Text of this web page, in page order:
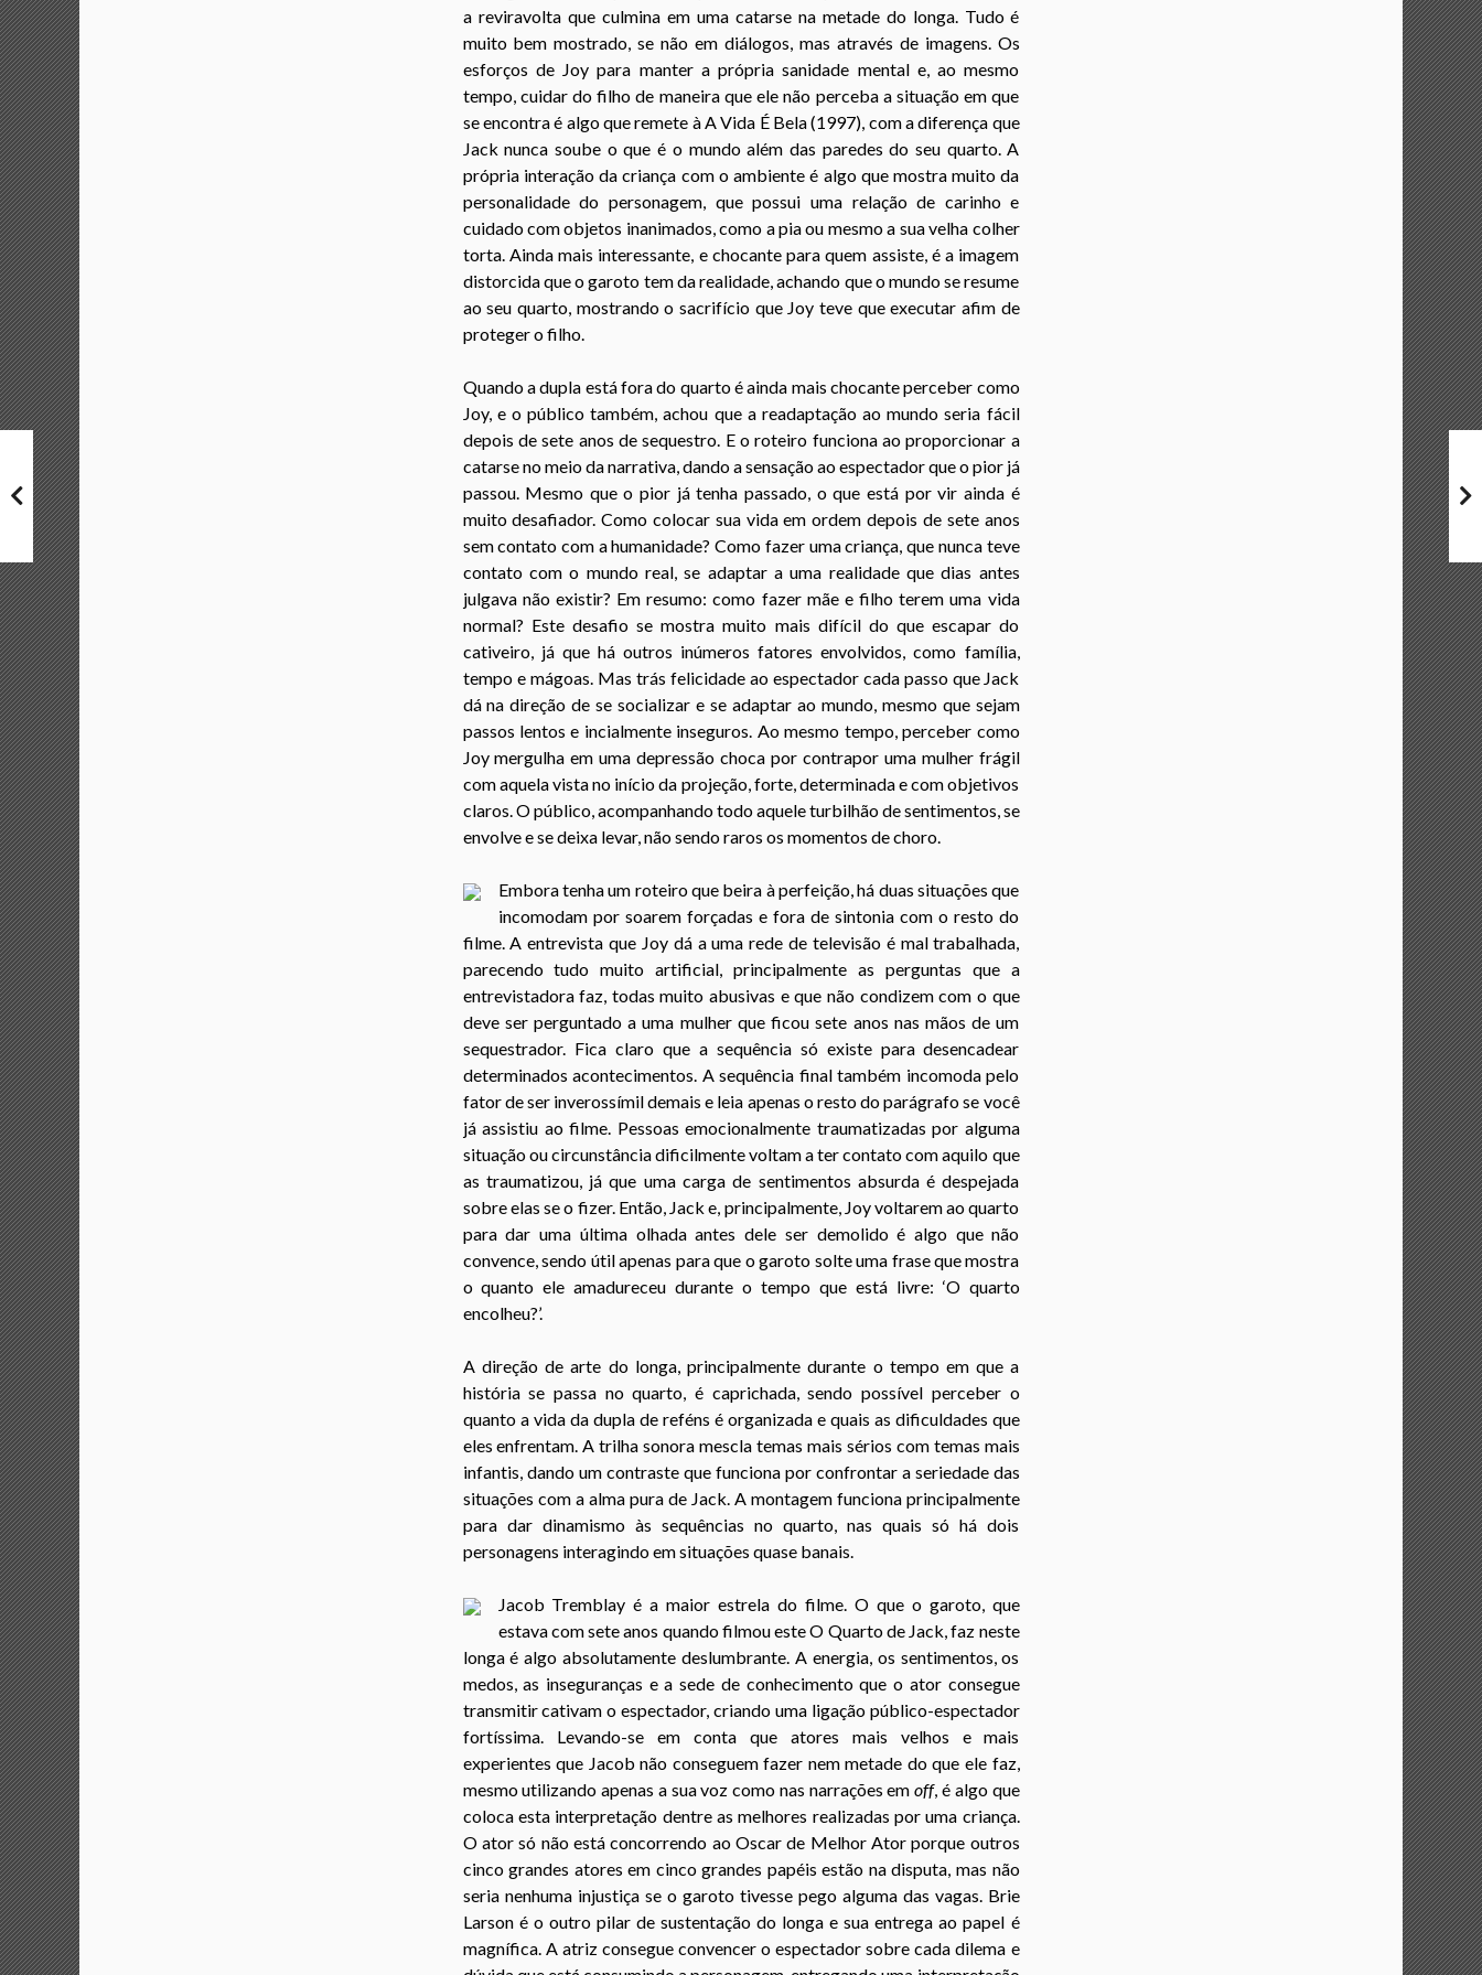
a reviravolta que culmina em uma catarse na metade do longa. Tudo é
muito bem mostrado, se não em diálogos, mas através de imagens. Os
esforços de Joy para manter a própria sanidade mental e, ao mesmo
tempo, cuidar do filho de maneira que ele não perceba a situação em que
se encontra é algo que remete à A Vida É Bela (1997), com a diferença que
Jack nunca soube o que é o mundo além das paredes do seu quarto. A
própria interação da criança com o ambiente é algo que mostra muito da
personalidade do personagem, que possui uma relação de carinho e
cuidado com objetos inanimados, como a pia ou mesmo a sua velha colher
torta. Ainda mais interessante, e chocante para quem assiste, é a imagem
distorcida que o garoto tem da realidade, achando que o mundo se resume
ao seu quarto, mostrando o sacrifício que Joy teve que executar afim de
proteger o filho.
Quando a dupla está fora do quarto é ainda mais chocante perceber como
Joy, e o público também, achou que a readaptação ao mundo seria fácil
depois de sete anos de sequestro. E o roteiro funciona ao proporcionar a
catarse no meio da narrativa, dando a sensação ao espectador que o pior já
passou. Mesmo que o pior já tenha passado, o que está por vir ainda é
muito desafiador. Como colocar sua vida em ordem depois de sete anos
sem contato com a humanidade? Como fazer uma criança, que nunca teve
contato com o mundo real, se adaptar a uma realidade que dias antes
julgava não existir? Em resumo: como fazer mãe e filho terem uma vida
normal? Este desafio se mostra muito mais difícil do que escapar do
cativeiro, já que há outros inúmeros fatores envolvidos, como família,
tempo e mágoas. Mas trás felicidade ao espectador cada passo que Jack
dá na direção de se socializar e se adaptar ao mundo, mesmo que sejam
passos lentos e incialmente inseguros. Ao mesmo tempo, perceber como
Joy mergulha em uma depressão choca por contrapor uma mulher frágil
com aquela vista no início da projeção, forte, determinada e com objetivos
claros. O público, acompanhando todo aquele turbilhão de sentimentos, se
envolve e se deixa levar, não sendo raros os momentos de choro.
Embora tenha um roteiro que beira à perfeição, há duas situações que
incomodam por soarem forçadas e fora de sintonia com o resto do
filme. A entrevista que Joy dá a uma rede de televisão é mal trabalhada,
parecendo tudo muito artificial, principalmente as perguntas que a
entrevistadora faz, todas muito abusivas e que não condizem com o que
deve ser perguntado a uma mulher que ficou sete anos nas mãos de um
sequestrador. Fica claro que a sequência só existe para desencadear
determinados acontecimentos. A sequência final também incomoda pelo
fator de ser inverossímil demais e leia apenas o resto do parágrafo se você
já assistiu ao filme. Pessoas emocionalmente traumatizadas por alguma
situação ou circunstância dificilmente voltam a ter contato com aquilo que
as traumatizou, já que uma carga de sentimentos absurda é despejada
sobre elas se o fizer. Então, Jack e, principalmente, Joy voltarem ao quarto
para dar uma última olhada antes dele ser demolido é algo que não
convence, sendo útil apenas para que o garoto solte uma frase que mostra
o quanto ele amadureceu durante o tempo que está livre: ‘O quarto
encolheu?’.
A direção de arte do longa, principalmente durante o tempo em que a
história se passa no quarto, é caprichada, sendo possível perceber o
quanto a vida da dupla de reféns é organizada e quais as dificuldades que
eles enfrentam. A trilha sonora mescla temas mais sérios com temas mais
infantis, dando um contraste que funciona por confrontar a seriedade das
situações com a alma pura de Jack. A montagem funciona principalmente
para dar dinamismo às sequências no quarto, nas quais só há dois
personagens interagindo em situações quase banais.
Jacob Tremblay é a maior estrela do filme. O que o garoto, que
estava com sete anos quando filmou este O Quarto de Jack, faz neste
longa é algo absolutamente deslumbrante. A energia, os sentimentos, os
medos, as inseguranças e a sede de conhecimento que o ator consegue
transmitir cativam o espectador, criando uma ligação público-espectador
fortíssima. Levando-se em conta que atores mais velhos e mais
experientes que Jacob não conseguem fazer nem metade do que ele faz,
mesmo utilizando apenas a sua voz como nas narrações emoff, é algo que
coloca esta interpretação dentre as melhores realizadas por uma criança.
O ator só não está concorrendo ao Oscar de Melhor Ator porque outros
cinco grandes atores em cinco grandes papéis estão na disputa, mas não
seria nenhuma injustiça se o garoto tivesse pego alguma das vagas. Brie
Larson é o outro pilar de sustentação do longa e sua entrega ao papel é
magnífica. A atriz consegue convencer o espectador sobre cada dilema e